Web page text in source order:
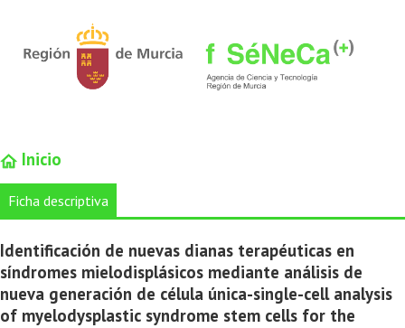
Inicio
Ficha descriptiva
Identificación de nuevas dianas terapéuticas en
síndromes mielodisplásicos mediante análisis de
nueva generación de célula única-single-cell analysis
of myelodysplastic syndrome stem cells for the